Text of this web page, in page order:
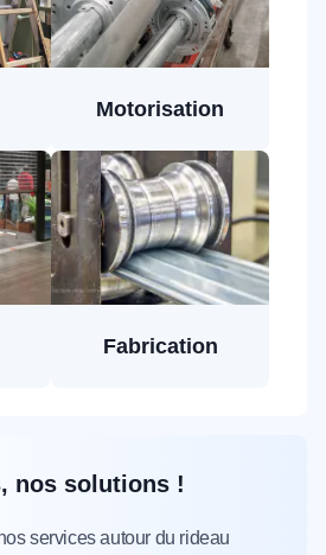
Motorisation
Fabrication
nos solutions !
services autour du rideau